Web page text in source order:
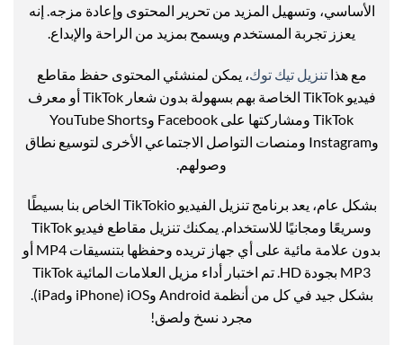
الأساسي، وتسهيل المزيد من تحرير المحتوى وإعادة مزجه. إنه
يعزز تجربة المستخدم ويسمح بمزيد من الراحة والإبداع.
مع هذاتنزيل تيك توك، يمكن لمنشئي المحتوى حفظ مقاطع
فيديو TikTok الخاصة بهم بسهولة بدون شعار TikTok أو معرف
TikTok ومشاركتها على Facebook وYouTube Shorts
وInstagram ومنصات التواصل الاجتماعي الأخرى لتوسيع نطاق
وصولهم.
بشكل عام، يعد برنامج تنزيل الفيديو TikTokio الخاص بنا بسيطًا
وسريعًا ومجانيًا للاستخدام. يمكنك تنزيل مقاطع فيديو TikTok
بدون علامة مائية على أي جهاز تريده وحفظها بتنسيقات MP4 أو
MP3 بجودة HD. تم اختبار أداء مزيل العلامات المائية TikTok
بشكل جيد في كل من أنظمة Android وiOS (iPhone وiPad).
مجرد نسخ ولصق!